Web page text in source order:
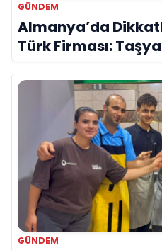
GÜNDEM
Almanya’da
Türk Firması:
GÜNDEM